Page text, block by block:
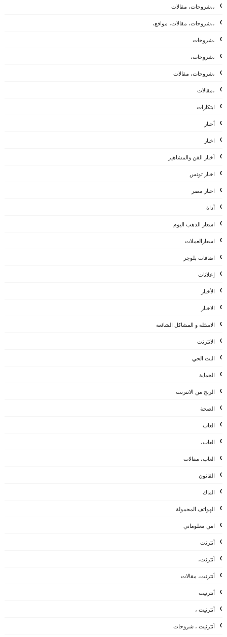
،،شروحات، مقالات
،،شروحات، مقالات، مواقع،
،شروحات
،شروحات،
،شروحات، مقالات
،مقالات
ابتكارات
أخبار
اخبار
أخبار الفن والمشاهير
اخبار تونس
اخبار مصر
أداة
اسعار الذهب اليوم
اسعارالعملات
اضافات بلوجر
إعلانات
الأخبار
الاخبار
الاسئلة و المشاكل الشائعة
الانترنت
البث الحي
الحماية
الربح من الانترنت
الصحة
العاب
العاب،
العاب، مقالات
القانون
الماك
الهواتف المحمولة
امن معلوماتي
أنترنت
أنترنت،
أنترنت، مقالات
أنترنيت
أنترنيت ،
أنترنيت ، شروحات